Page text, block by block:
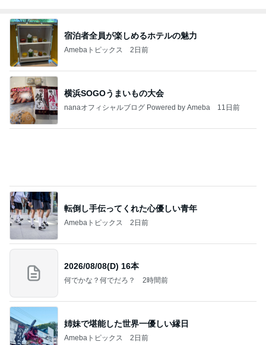
宿泊者全員が楽しめるホテルの魅力
Amebaトピックス 2日前
横浜SOGOうまいもの大会
nanaオフィシャルブログ Powered by Ameba 11日前
転倒し手伝ってくれた心優しい青年
Amebaトピックス 2日前
2026/08/08(D) 16本
何でかな？何でだろ？ 2時間前
姉妹で堪能した世界一優しい縁日
Amebaトピックス 2日前